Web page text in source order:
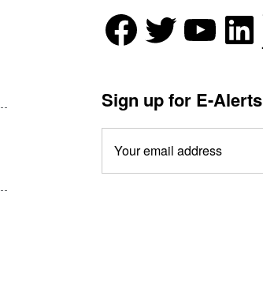
Sign up for E-Alerts